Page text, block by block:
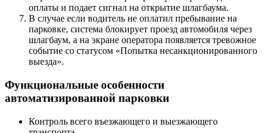
оплаты и подает сигнал на открытие шлагбаума.
В случае если водитель не оплатил пребывание на
парковке, система блокирует проезд автомобиля через
шлагбаум, а на экране оператора появляется тревожное
событие со статусом «Попытка несанкционированного
выезда».
Функциональные особенности
автоматизированной парковки
Контроль всего въезжающего и выезжающего